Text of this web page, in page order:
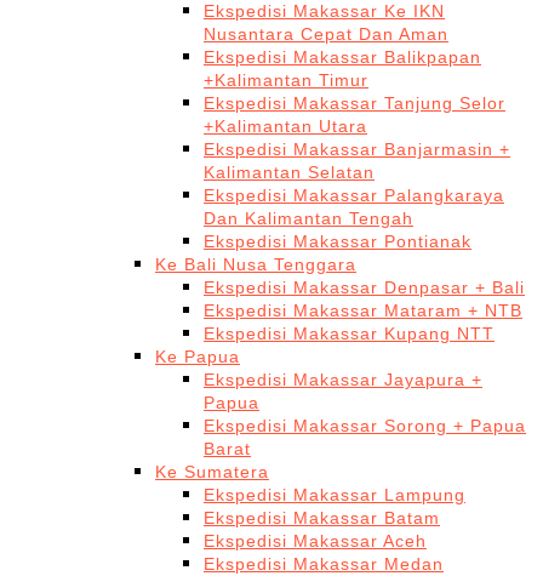
Ekspedisi Makassar Ke IKN
Nusantara Cepat Dan Aman
Ekspedisi Makassar Balikpapan
+Kalimantan Timur
Ekspedisi Makassar Tanjung Selor
+Kalimantan Utara
Ekspedisi Makassar Banjarmasin +
Kalimantan Selatan
Ekspedisi Makassar Palangkaraya
Dan Kalimantan Tengah
Ekspedisi Makassar Pontianak
Ke Bali Nusa Tenggara
Ekspedisi Makassar Denpasar + Bali
Ekspedisi Makassar Mataram + NTB
Ekspedisi Makassar Kupang NTT
Ke Papua
Ekspedisi Makassar Jayapura +
Papua
Ekspedisi Makassar Sorong + Papua
Barat
Ke Sumatera
Ekspedisi Makassar Lampung
Ekspedisi Makassar Batam
Ekspedisi Makassar Aceh
Ekspedisi Makassar Medan